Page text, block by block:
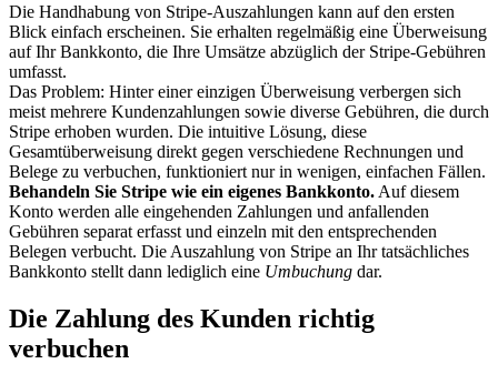
Die Handhabung von Stripe-Auszahlungen kann auf den ersten
Blick einfach erscheinen. Sie erhalten regelmäßig eine Überweisung
auf Ihr Bankkonto, die Ihre Umsätze abzüglich der Stripe-Gebühren
umfasst.
Das Problem: Hinter einer einzigen Überweisung verbergen sich
meist mehrere Kundenzahlungen sowie diverse Gebühren, die durch
Stripe erhoben wurden. Die intuitive Lösung, diese
Gesamtüberweisung direkt gegen verschiedene Rechnungen und
Belege zu verbuchen, funktioniert nur in wenigen, einfachen Fällen.
Behandeln Sie Stripe wie ein eigenes Bankkonto. Auf diesem
Konto werden alle eingehenden Zahlungen und anfallenden
Gebühren separat erfasst und einzeln mit den entsprechenden
Belegen verbucht. Die Auszahlung von Stripe an Ihr tatsächliches
Bankkonto stellt dann lediglich eine Umbuchung dar.
Die Zahlung des Kunden richtig
verbuchen